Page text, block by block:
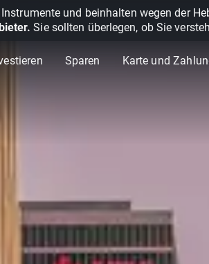
und beinhalten wegen der
Sie sollten überlegen, ob Sie
Sparen Karte und